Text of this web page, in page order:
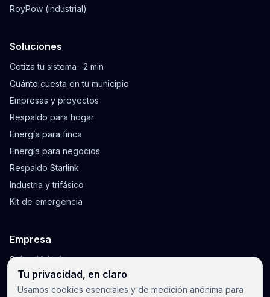
RoyPow (industrial)
Soluciones
Cotiza tu sistema · 2 min
Cuánto cuesta en tu municipio
Empresas y proyectos
Respaldo para hogar
Energía para finca
Energía para negocios
Respaldo Starlink
Industria y trifásico
Kit de emergencia
Empresa
Sobre Voltaris
Blog y guías
Envíos y garantía
Tu privacidad, en claro
Usamos cookies esenciales y de medición anónima para